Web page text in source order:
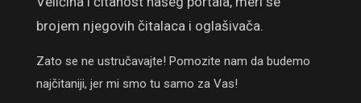
brojem njegovih čitalaca i oglašivača.
Zato se ne ustručavajte! Pomozite nam da budemo
najčitaniji, jer mi smo tu samo za Vas!